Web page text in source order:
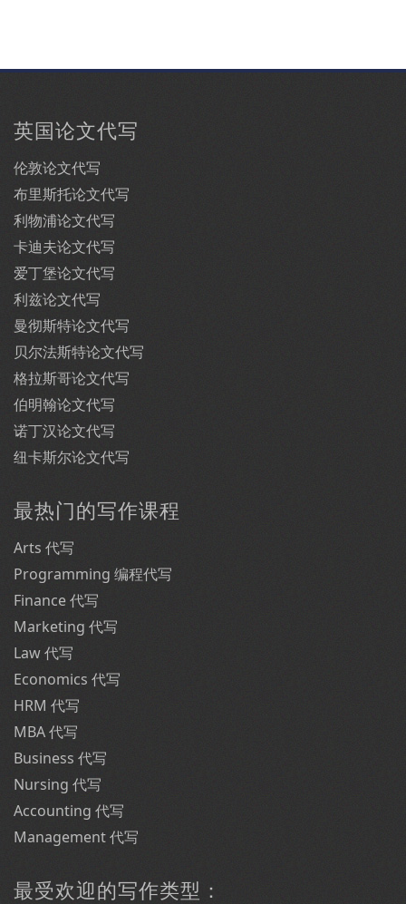
英国论文代写
伦敦论文代写
布里斯托论文代写
利物浦论文代写
卡迪夫论文代写
爱丁堡论文代写
利兹论文代写
曼彻斯特论文代写
贝尔法斯特论文代写
格拉斯哥论文代写
伯明翰论文代写
诺丁汉论文代写
纽卡斯尔论文代写
最热门的写作课程
Arts 代写
Programming 编程代写
Finance 代写
Marketing 代写
Law 代写
Economics 代写
HRM 代写
MBA 代写
Business 代写
Nursing 代写
Accounting 代写
Management 代写
最受欢迎的写作类型：